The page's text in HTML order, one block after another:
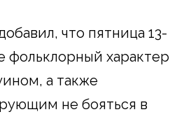
что пятница 13-
фольклорный характер
а также
не бояться в